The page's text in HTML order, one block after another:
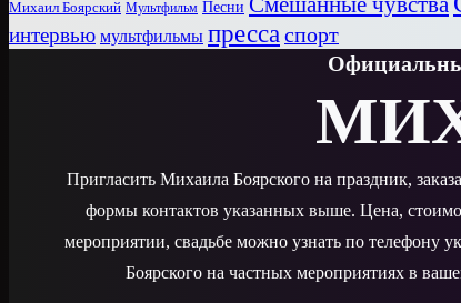
Михаил Боярский Мультфильм Песни
интервью мультфильмы пресса спорт
Пригласить Михаила Боярского на праздник,
формы контактов указанных выше. Цена,
мероприятии, свадьбе можно узнать по телефону
Боярского на частных мероприятиях в